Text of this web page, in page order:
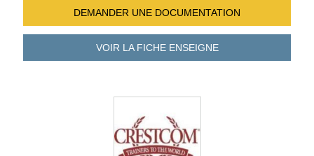
DEMANDER UNE DOCUMENTATION
VOIR LA FICHEENSEIGNE